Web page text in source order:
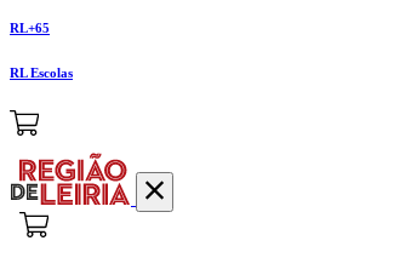
RL+65
RL Escolas